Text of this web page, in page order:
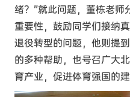
绪？”就此问题，董栋老师
重要性，鼓励同学们接纳
退役转型的问题，他则提
的多种帮助，也号召广大
育产业，促进体育强国的建